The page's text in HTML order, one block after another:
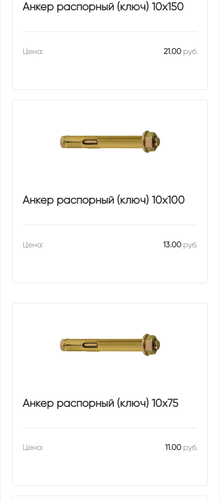
Анкер распорный (ключ) 10х150
Цена: 21.00руб.
Анкер распорный (ключ) 10х100
Цена: 13.00руб.
Анкер распорный (ключ) 10х75
Цена: 11.00руб.